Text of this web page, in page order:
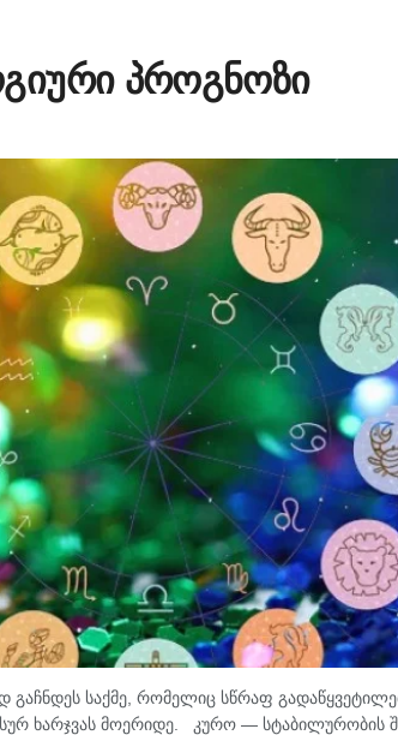
პროგნოზი
საქმე, რომელიც სწრაფ
ხარჯვას მოერიდე. კურო — სტაბილურობის